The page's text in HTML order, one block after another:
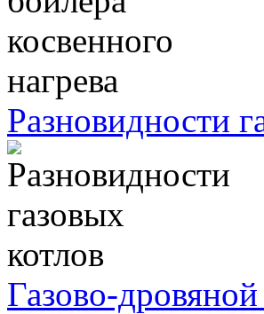
Разновидности
Газово-дровяной